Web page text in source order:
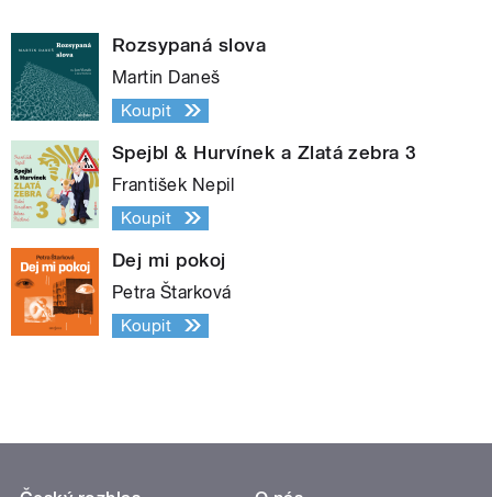
Rozsypaná slova
Martin Daneš
Koupit
Spejbl & Hurvínek a Zlatá zebra 3
František Nepil
Koupit
Dej mi pokoj
Petra Štarková
Koupit